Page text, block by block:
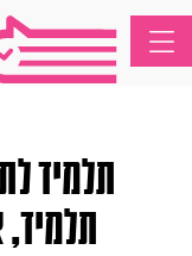
תלמיד
תלמיד,